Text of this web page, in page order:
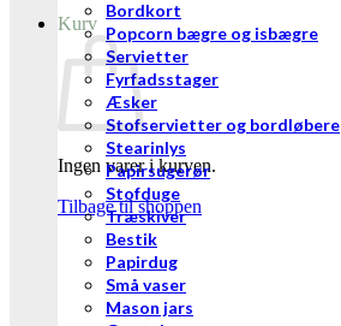
Kurv
Ingen varer i kurven.
Tilbage til shoppen
Bordkort
Popcorn bægre og isbægre
Servietter
Fyrfadsstager
Æsker
Stofservietter og bordløbere
Stearinlys
Papirsugerør
Stofduge
Træskiver
Bestik
Papirdug
Små vaser
Mason jars